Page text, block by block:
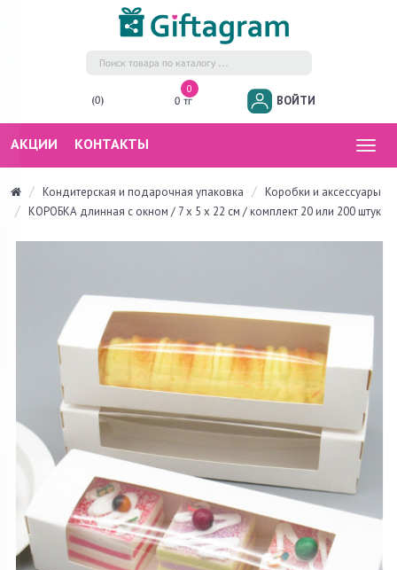
(0)
0
0 тг
ВОЙТИ
АКЦИИ КОНТАКТЫ
Кондитерская и подарочная упаковка
Коробки и аксессуары
КОРОБКА длинная с окном / 7 х 5 х 22 см / комплект 20 или 200 штук